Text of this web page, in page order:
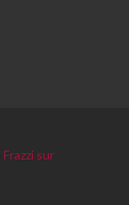
Frazzi sur